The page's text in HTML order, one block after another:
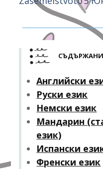
Английски
Руски език
Немски език
Мандарин
език)
Испански
Френски език